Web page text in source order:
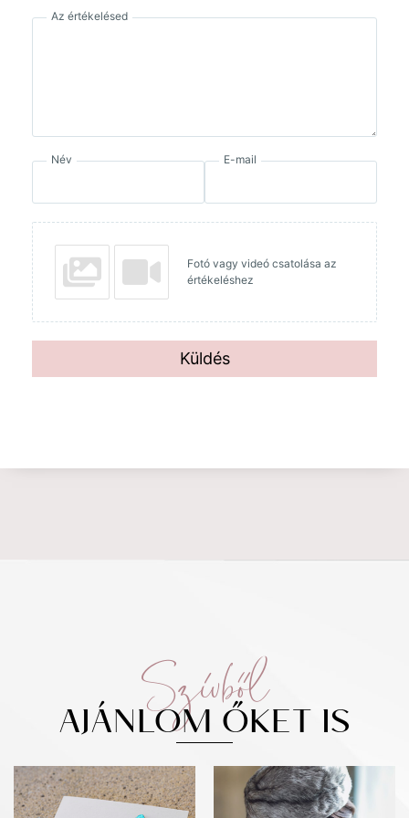
Az értékelésed
Név E-mail
Fotó vagy videó csatolása az
értékeléshez
Küldés
Szívből
AJÁNLOM ŐKET IS